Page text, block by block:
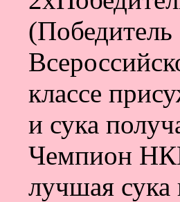
классе
и сука
Чемпион
лучшая сука